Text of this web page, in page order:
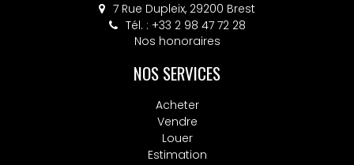
30 rue Charles de Gaulle, 29820 GUILERS
Tél. : +33 2 98 36 40 20
Nos honoraires
NOS SERVICES
Acheter
Vendre
Louer
Estimation